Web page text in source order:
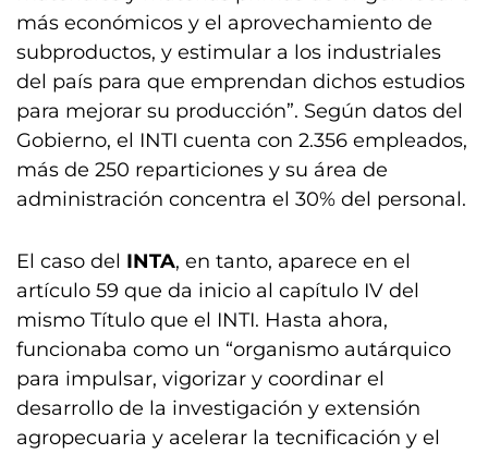
más económicos y el aprovechamiento de
subproductos, y estimular a los industriales
del país para que emprendan dichos estudios
para mejorar su producción”. Según datos del
Gobierno, el INTI cuenta con 2.356 empleados,
más de 250 reparticiones y su área de
administración concentra el 30% del personal.
El caso del INTA, en tanto, aparece en el
artículo 59 que da inicio al capítulo IV del
mismo Título que el INTI. Hasta ahora,
funcionaba como un “organismo autárquico
para impulsar, vigorizar y coordinar el
desarrollo de la investigación y extensión
agropecuaria y acelerar la tecnificación y el